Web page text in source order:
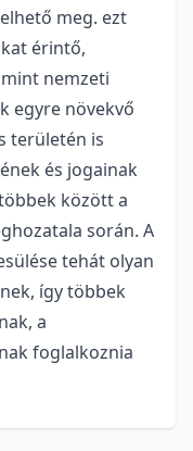
meg. ezt
érintő,
nemzeti
egyre növekvő
területén is
és jogainak
között a
során. A
tehát olyan
így többek
a
foglalkoznia